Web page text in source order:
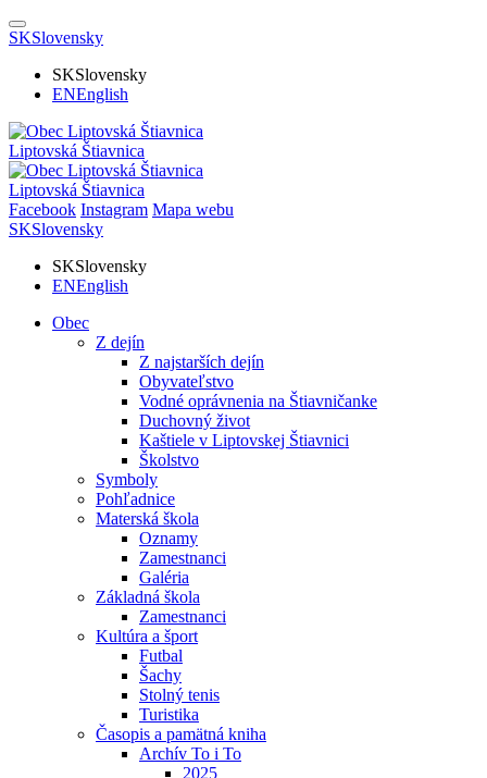
SKSlovensky
SKSlovensky
ENEnglish
Liptovská Štiavnica
Liptovská Štiavnica
Facebook Instagram Mapa webu
SKSlovensky
SKSlovensky
ENEnglish
Obec
Z dejín
Z najstarších dejín
Obyvateľstvo
Vodné oprávnenia na Štiavničanke
Duchovný život
Kaštiele v Liptovskej Štiavnici
Školstvo
Symboly
Pohľadnice
Materská škola
Oznamy
Zamestnanci
Galéria
Základná škola
Zamestnanci
Kultúra a šport
Futbal
Šachy
Stolný tenis
Turistika
Časopis a pamätná kniha
Archív To i To
2025